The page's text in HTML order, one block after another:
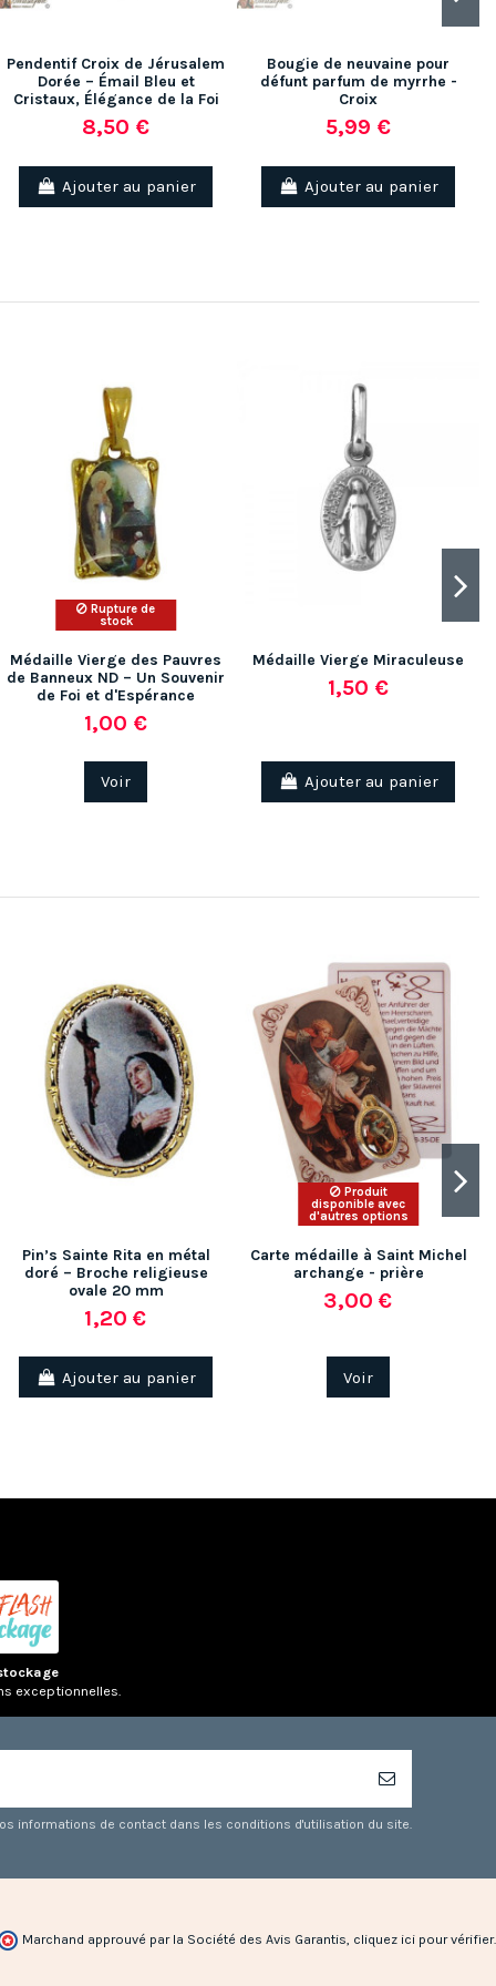
Pendentif Croix de Jérusalem
Dorée – Émail Bleu et
Cristaux, Élégance de la Foi
8,50 €
Ajouter au panier
Bougie de neuvaine pour
défunt parfum de myrrhe -
Croix
5,99 €
Ajouter au panier
Rupture de
stock
Médaille Vierge des Pauvres
de Banneux ND – Un Souvenir
de Foi et d'Espérance
1,00 €
Voir
Médaille Vierge Miraculeuse
1,50 €
Ajouter au panier
Pin’s Sainte Rita en métal
doré – Broche religieuse
ovale 20 mm
1,20 €
Ajouter au panier
Produit
disponible avec
d'autres options
Carte médaille à Saint Michel
archange - prière
3,00 €
Voir
exceptionnelles.
informations de contact dans les conditions d'utilisation du site.
Marchand approuvé par la Société des Avis Garantis, cliquez ici pour vérifier.